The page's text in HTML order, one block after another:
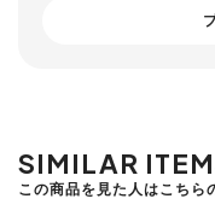
SIMILAR
この商品を見た人はこちら